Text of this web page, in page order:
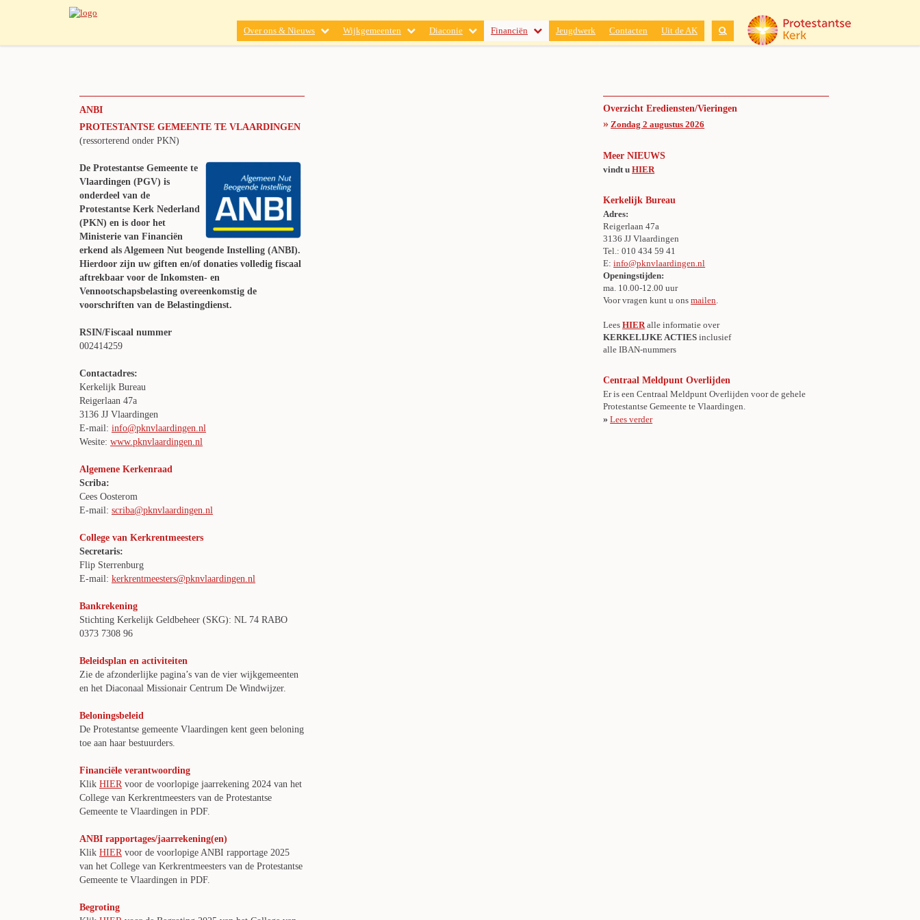
Over ons & Nieuws Wijkgemeenten Diaconie Financiën Jeugdwerk Contacten Uit de AK
ANBI
PROTESTANTSE GEMEENTE TE VLAARDINGEN
(ressorterend onder PKN)
De Protestantse Gemeente te
Vlaardingen (PGV) is
onderdeel van de
Protestantse Kerk Nederland
(PKN) en is door het
Ministerie van Financiën
erkend als Algemeen Nut beogende Instelling (ANBI).
Hierdoor zijn uw giften en/of donaties volledig fiscaal
aftrekbaar voor de Inkomsten- en
Vennootschapsbelasting overeenkomstig de
voorschriften van de Belastingdienst.
RSIN/Fiscaal nummer
002414259
Contactadres:
Kerkelijk Bureau
Reigerlaan 47a
3136 JJ Vlaardingen
E-mail: info@pknvlaardingen.nl
Wesite: www.pknvlaardingen.nl
Algemene Kerkenraad
Scriba:
Cees Oosterom
E-mail: scriba@pknvlaardingen.nl
College van Kerkrentmeesters
Secretaris:
Flip Sterrenburg
E-mail: kerkrentmeesters@pknvlaardingen.nl
Bankrekening
Stichting Kerkelijk Geldbeheer (SKG): NL 74 RABO
0373 7308 96
Beleidsplan en activiteiten
Zie de afzonderlijke pagina’s van de vier wijkgemeenten
en het Diaconaal Missionair Centrum De Windwijzer.
Beloningsbeleid
De Protestantse gemeente Vlaardingen kent geen beloning
toe aan haar bestuurders.
Financiële verantwoording
Klik HIERvoor de voorlopige jaarrekening 2024 van het
College van Kerkrentmeesters van de Protestantse
Gemeente te Vlaardingen in PDF.
ANBI rapportages/jaarrekening(en)
Klik HIERvoor de voorlopige ANBI rapportage 2025
van het College van Kerkrentmeesters van de Protestantse
Gemeente te Vlaardingen in PDF.
Begroting
Overzicht Erediensten/Vieringen
» Zondag 2 augustus 2026
Meer NIEUWS
vindt uHIER
Kerkelijk Bureau
Adres:
Reigerlaan 47a
3136 JJ Vlaardingen
Tel.: 010 434 59 41
E:info@pknvlaardingen.nl
Openingstijden:
ma. 10.00-12.00 uur
Voor vragen kunt u onsmailen.
Lees HIER alle informatie over
KERKELIJKE ACTIESinclusief
alle IBAN-nummers
Centraal Meldpunt Overlijden
Er is een Centraal Meldpunt Overlijden voor de gehele
Protestantse Gemeente te Vlaardingen.
» Lees verder